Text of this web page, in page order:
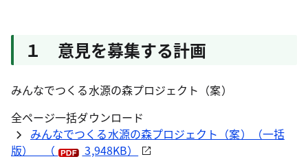
１ 意見を募集する計画
みんなでつくる水源の森プロジェクト（案）
全ページ一括ダウンロード
みんなでつくる水源の森プロジェクト（案）（一括
版） （
3,948KB）